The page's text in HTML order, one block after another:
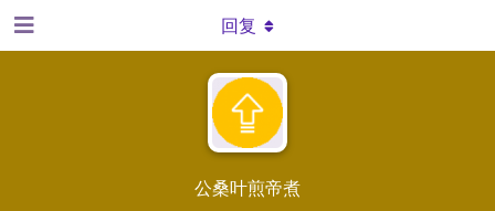
公桑叶煎帝煮
回复